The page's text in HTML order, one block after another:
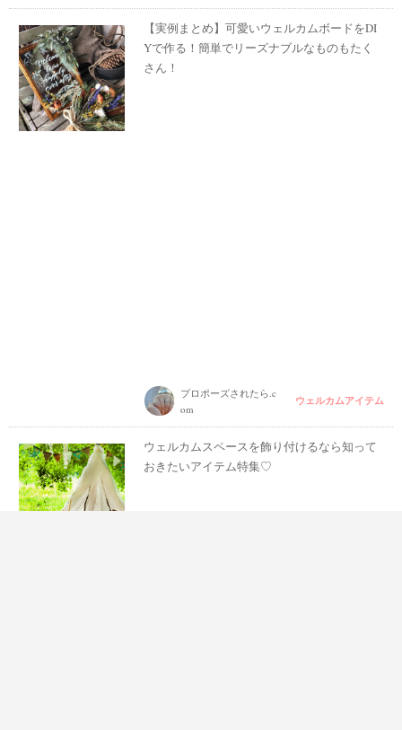
【実例まとめ】可愛いウェルカムボードをDI
Yで作る！簡単でリーズナブルなものもたく
さん！
プロポーズされたら.c
om
ウェルカムアイテム
ウェルカムスペースを飾り付けるなら知って
おきたいアイテム特集♡